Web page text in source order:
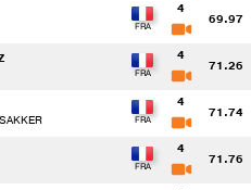
4
69.97
4
71.26
4
71.74
4
71.76